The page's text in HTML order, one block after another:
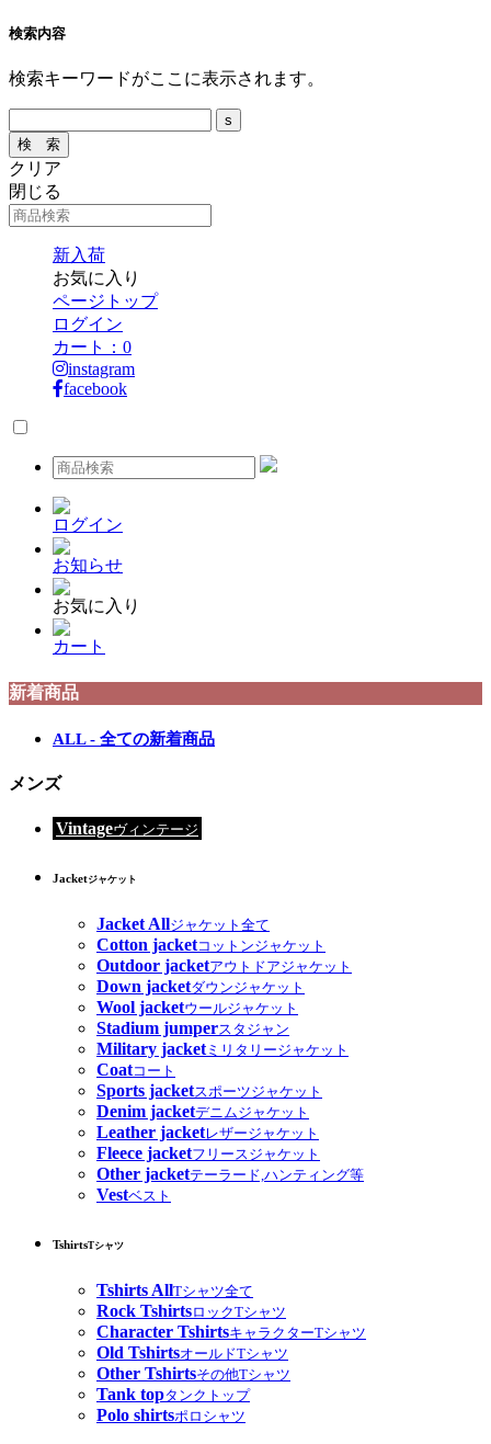
検索内容
検索キーワードがここに表示されます。
クリア
閉じる
新入荷
お気に入り
ページトップ
ログイン
カート： 0
instagram
facebook
ログイン
お知らせ
お気に入り
カート
新着商品
ALL - 全ての新着商品
メンズ
Vintageヴィンテージ
Jacketジャケット
Jacket Allジャケット全て
Cotton jacketコットンジャケット
Outdoor jacketアウトドアジャケット
Down jacketダウンジャケット
Wool jacketウールジャケット
Stadium jumperスタジャン
Military jacketミリタリージャケット
Coatコート
Sports jacketスポーツジャケット
Denim jacketデニムジャケット
Leather jacketレザージャケット
Fleece jacketフリースジャケット
Other jacketテーラード,ハンティング等
Vestベスト
TshirtsTシャツ
Tshirts AllTシャツ全て
Rock TshirtsロックTシャツ
Character TshirtsキャラクターTシャツ
Old TshirtsオールドTシャツ
Other Tshirtsその他Tシャツ
Tank topタンクトップ
Polo shirtsポロシャツ